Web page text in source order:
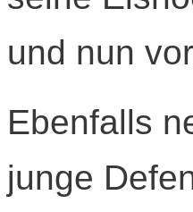
und nun
Ebenfalls
junge